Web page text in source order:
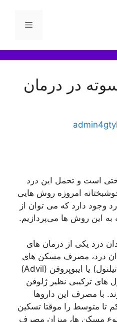
فهرست
در درمان
است و تحمل این درد
امروزه روش هایی
وجود دارد که می توان از
به این روش ها می‌پردازیم.
درد یکی از درمان های
درد، مصرف مسکن های
ضد درد نظیر استامینوفن (تیلنول) یا ایبوپروفن (Advil)
ترکیبی نظیر ژلوفن
با مصرف این داروها
تا متوسط را موقتا تسکین
مسکن ها، میزان مصرف